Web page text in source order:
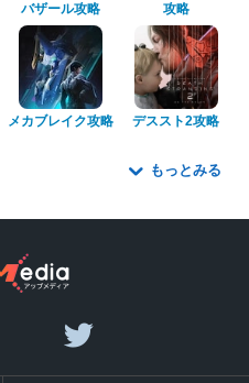
バザール攻略
攻略
メカブレイク攻略 デススト2攻略
もっとみる